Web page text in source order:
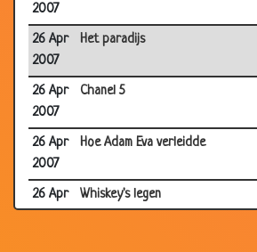
2007
26 Apr
2007
Het paradijs
26 Apr
2007
Chanel 5
26 Apr
2007
Hoe Adam Eva verleidde
26 Apr
Whiskey's legen